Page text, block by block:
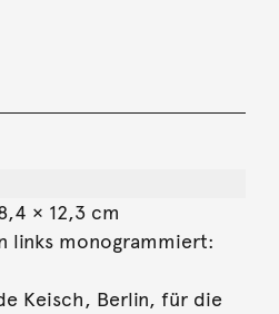
× 12,3 cm
links monogrammiert:
Keisch, Berlin, für die